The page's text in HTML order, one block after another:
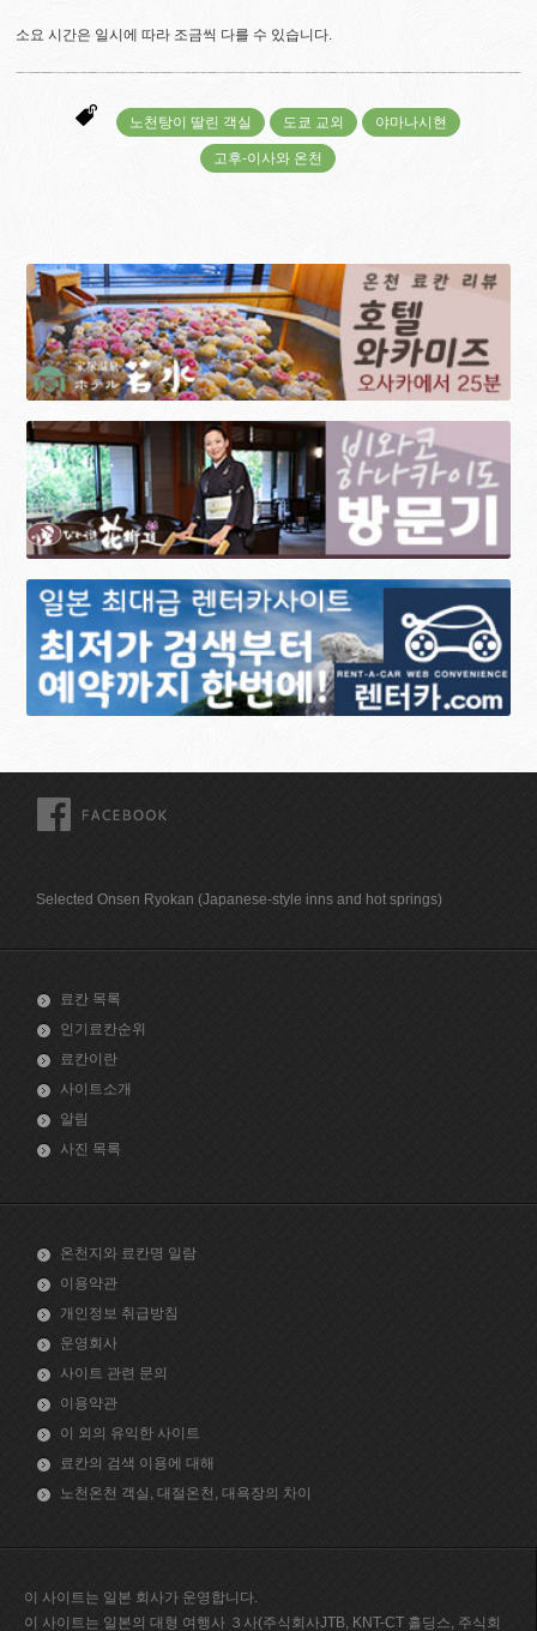
소요 시간은 일시에 따라 조금씩 다를 수 있습니다.
노천탕이 딸린 객실 도쿄 교외 야마나시현
고후-이사와 온천
Selected Onsen Ryokan (Japanese-style inns and hot springs)
료칸 목록
인기료칸순위
료칸이란
사이트소개
알림
사진 목록
온천지와 료칸명 일람
이용약관
개인정보 취급방침
운영회사
사이트 관련 문의
이용약관
이 외의 유익한 사이트
료칸의 검색 이용에 대해
노천온천 객실, 대절온천, 대욕장의 차이
이 사이트는 일본 회사가 운영합니다.
이 사이트는 일본의 대형 여행사 ３사(주식회사JTB, KNT-CT 홀딩스, 주식회